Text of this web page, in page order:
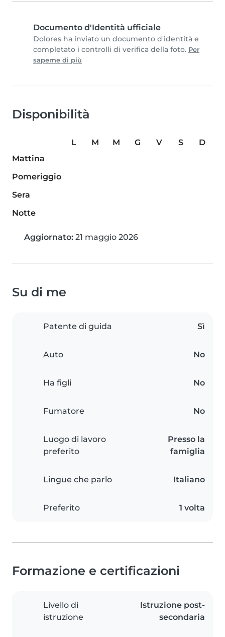
Documento d'Identità ufficiale
Dolores ha inviato un documento d'identità e
completato i controlli di verifica della foto. Per
saperne di più
Disponibilità
L M M G V S
D
Mattina
Pomeriggio
Sera
Notte
Aggiornato: 21 maggio 2026
Su di me
Patente di guida Sì
Auto No
Ha figli No
Fumatore No
Luogo di lavoro
preferito
Presso la
famiglia
Lingue che parlo Italiano
Preferito 1 volta
Formazione e certificazioni
Livello di
istruzione
Istruzione post-
secondaria